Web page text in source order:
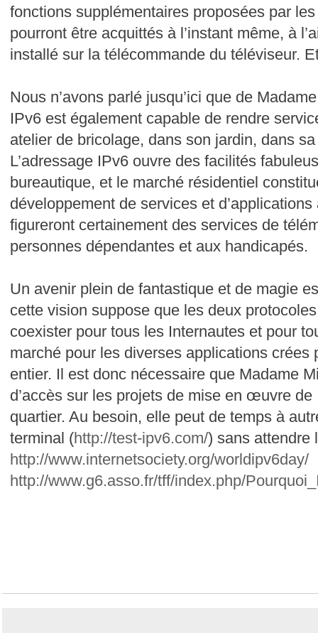
fonctions supplémentaires proposées par
pourront être acquittés à l’instant même, à
installé sur la télécommande du téléviseur.
Nous n’avons parlé jusqu’ici que de
IPv6 est également capable de rendre
atelier de bricolage, dans son jardin, dans
L’adressage IPv6 ouvre des facilités
bureautique, et le marché résidentiel
développement de services et
figureront certainement des services de
personnes dépendantes et aux handicapés.
Un avenir plein de fantastique et de magie
cette vision suppose que les deux
coexister pour tous les Internautes et pour
marché pour les diverses applications crées
entier. Il est donc nécessaire que Madame
d’accès sur les projets de mise en œuvre
quartier. Au besoin, elle peut de temps à
terminal (http://test-ipv6.com/) sans attendre
http://www.internetsociety.org/worldipv6day/
http://www.g6.asso.fr/tff/index.php/